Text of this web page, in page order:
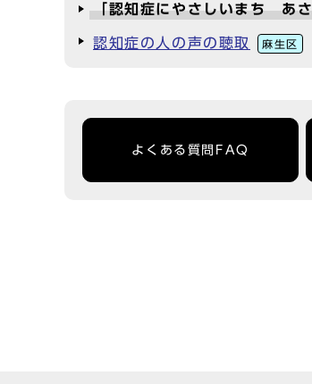
「認知症にやさしいまち あ
認知症の人の声の聴取 麻生区
よくある質問FAQ